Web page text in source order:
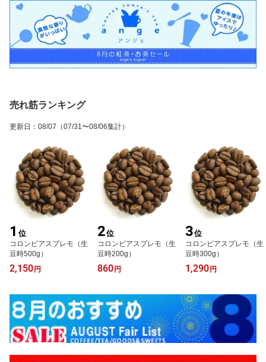
売れ筋ランキング
更新日 ： 08/07 （07/31〜08/06集計）
1 位
コロンビアスプレモ（生
豆時500g）
2,150 円
2位
コロンビアスプレモ（生
豆時200g）
860 円
3位
コロンビアスプレモ（生
豆時300g）
1,290 円